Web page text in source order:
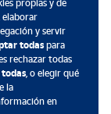
propias y de
elaborar
y servir
todaspara
rechazar todas
, o elegir qué
la
en